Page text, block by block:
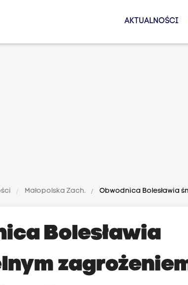
AKTUALNOŚCI
Małopolska Zach. Obwodnica Bolesławia
Bolesławia